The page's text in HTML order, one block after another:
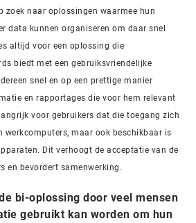
zoek naar oplossingen waarmee hun
data kunnen organiseren om daar snel
altijd voor een oplossing die
biedt met een gebruiksvriendelijke
snel en op een prettige manier
en rapportages die voor hem relevant
voor gebruikers dat die toegang zich
werkcomputers, maar ook beschikbaar is
Dit verhoogt de acceptatie van de
en bevordert samenwerking.
bi-oplossing door veel mensen
gebruikt kan worden om hun